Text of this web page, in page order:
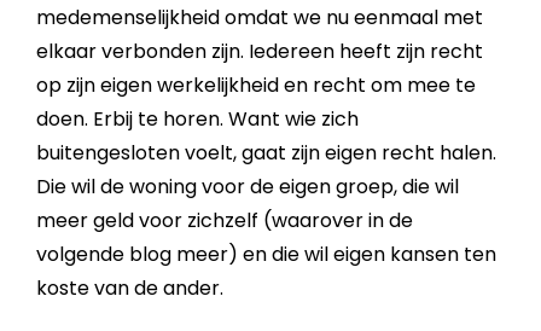
medemenselijkheid omdat we nu eenmaal met
elkaar verbonden zijn. Iedereen heeft zijn recht
op zijn eigen werkelijkheid en recht om mee te
doen. Erbij te horen. Want wie zich
buitengesloten voelt, gaat zijn eigen recht halen.
Die wil de woning voor de eigen groep, die wil
meer geld voor zichzelf (waarover in de
volgende blog meer) en die wil eigen kansen ten
koste van de ander.